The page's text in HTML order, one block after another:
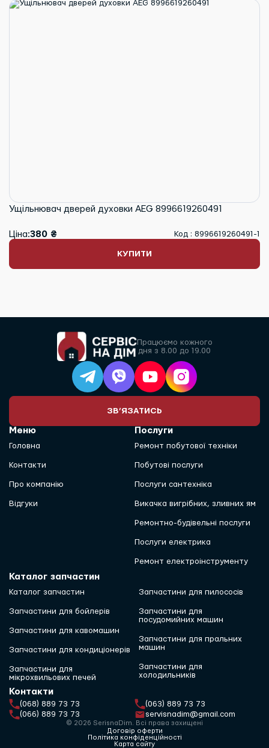
Ущільнювач дверей духовки AEG 8996619260491
Ціна:380 ₴ Код : 8996619260491-1
КУПИТИ
Працюємо кожного
дня з 8.00 до 19.00
ЗВ’ЯЗАТИСЬ
Меню
Головна
Контакти
Про компанію
Відгуки
Послуги
Ремонт побутової техніки
Побутові послуги
Послуги сантехніка
Викачка вигрібних, зливних ям
Ремонтно-будівельні послуги
Послуги електрика
Ремонт електроінструменту
Каталог запчастин
Каталог запчастин
Запчастини для бойлерів
Запчастини для кавомашин
Запчастини для кондиціонерів
Запчастини для
мікрохвильових печей
Запчастини для пилососів
Запчастини для
посудомийних машин
Запчастини для пральних
машин
Запчастини для
холодильників
Контакти
(068) 889 73 73
(063) 889 73 73
(066) 889 73 73
servisnadim@gmail.com
© 2026 SerisnaDim. Всі права захищені
Договір оферти
Політика конфіденційності
Карта сайту